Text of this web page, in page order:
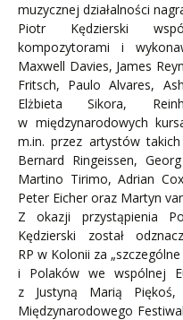
muzycznej działalności
Piotr Kędzierski
kompozytorami i
Maxwell Davies, James
Fritsch, Paulo Alvares,
Elżbieta Sikora,
w międzynarodowych
m.in. przez artystów
Bernard Ringeissen,
Martino Tirimo, Adrian
Peter Eicher oraz Martyn
Z okazji przystąpienia
Kędzierski został
RP w Kolonii za
i Polaków we wspólnej
z Justyną Marią Piękoś,
Międzynarodowego